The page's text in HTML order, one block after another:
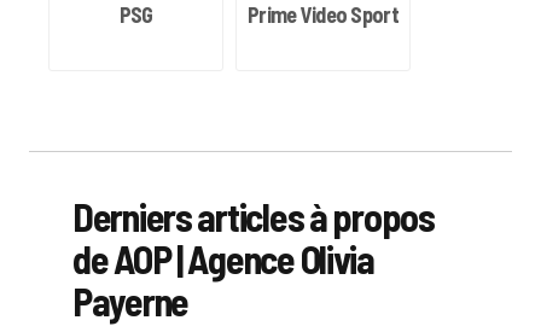
PSG Prime Video Sport
Derniers articles à propos
de AOP | Agence Olivia
Payerne